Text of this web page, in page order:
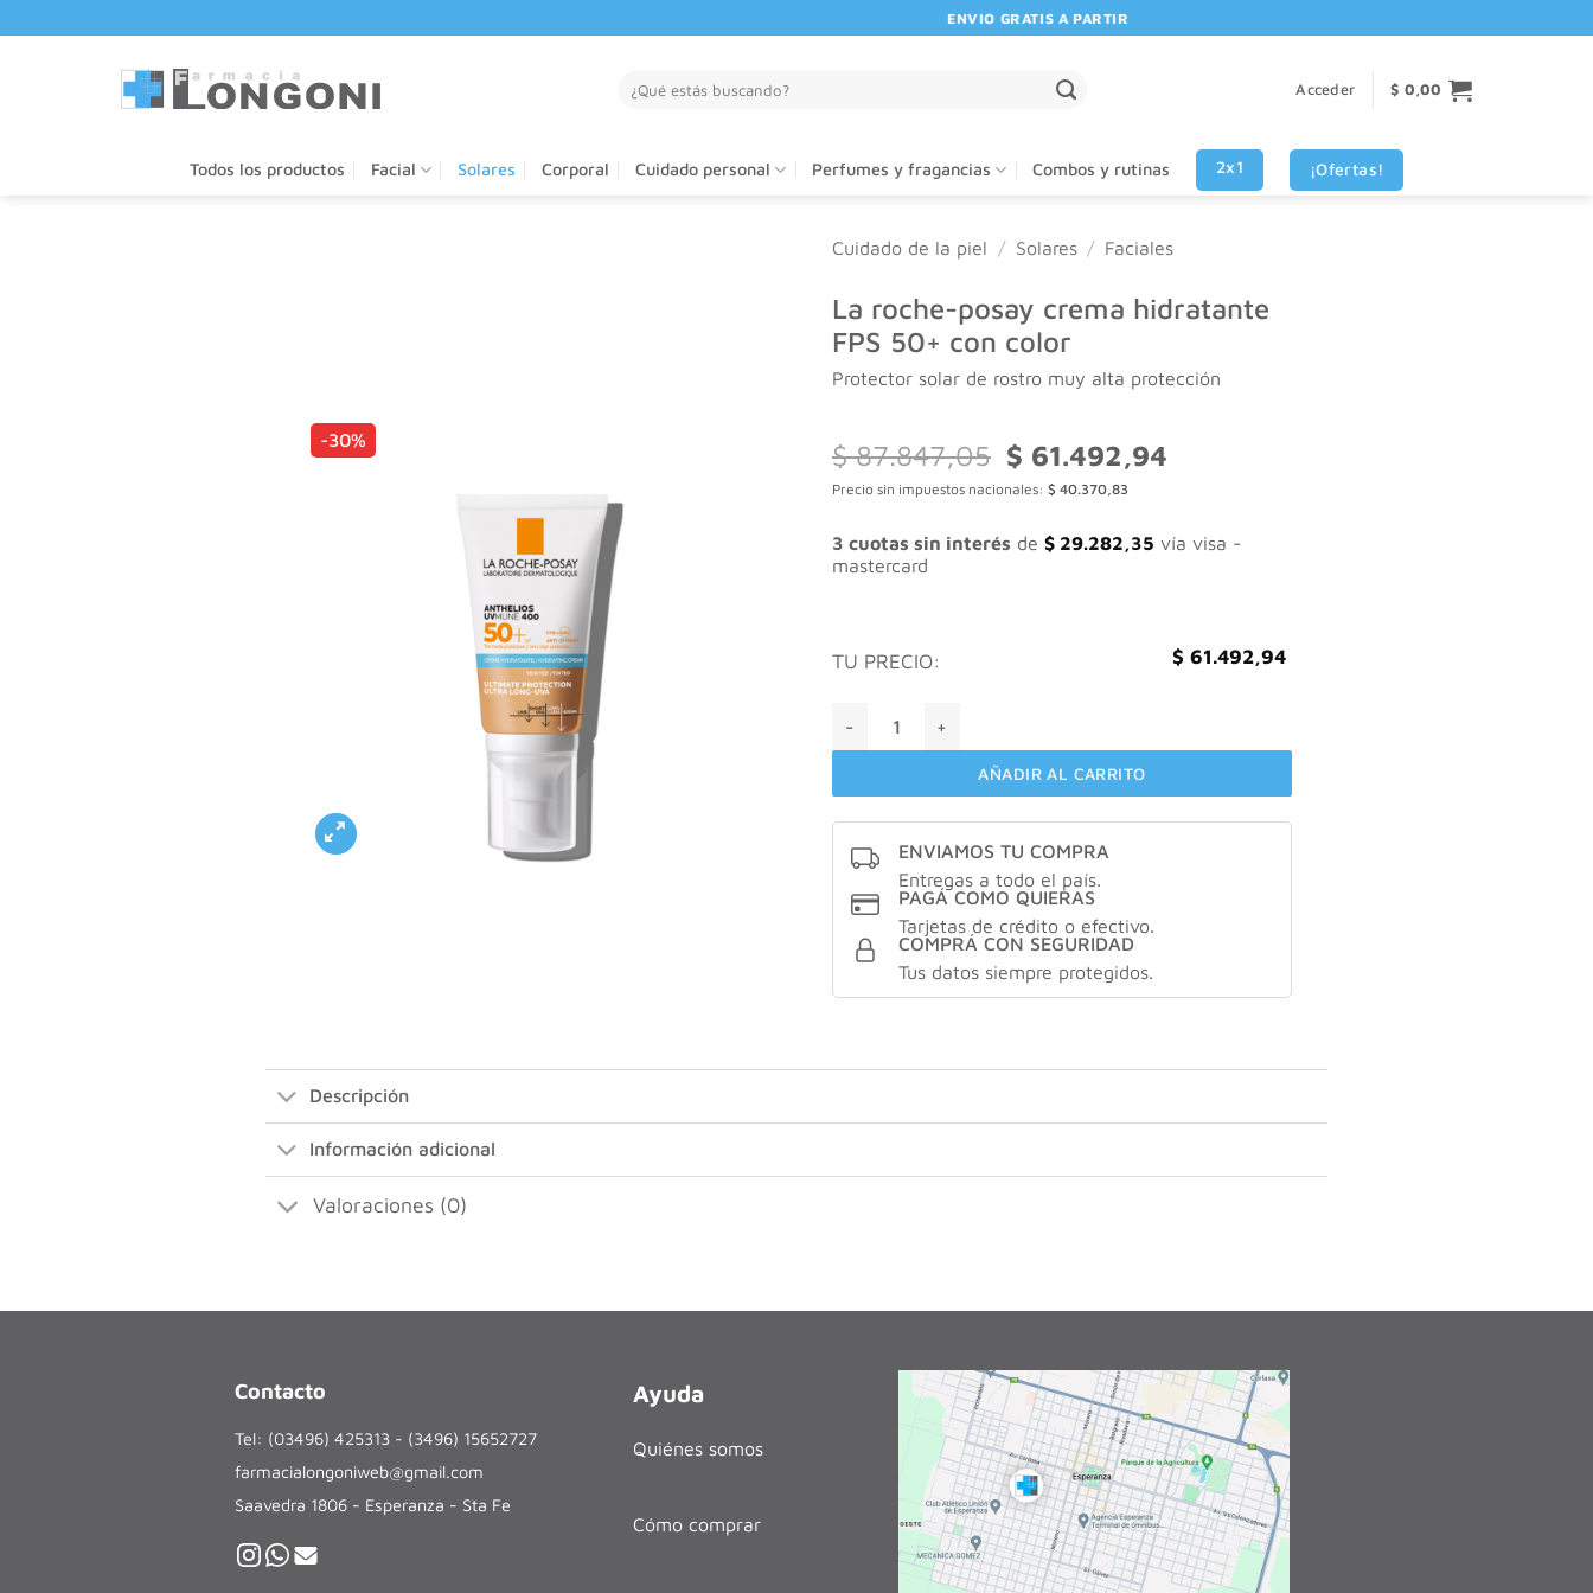
al
ENVIO GRATIS A PARTIR DE $80.000! 🚚 | 💳 3 CUOTAS SIN INTERES VISA - MASTERCARD
por:
Acceder $ 0,00
Todos los productos Facial Solares Corporal Cuidado personal Perfumes y fragancias Combos y rutinas 2x1 ¡Ofertas!
-30%
Cuidado de la piel / Solares / Faciales
La roche-posay crema hidratante
FPS 50+ con color
Protector solar de rostro muy alta protección
$87.847,05 El
precio
original
$ 87.847,05.
$ 61.492,94
$ 61.492,94.
Precio sin impuestos nacionales: $ 40.370,83
3 cuotas sin interés de $ 29.282,35 vía visa -
mastercard
TU PRECIO: $ 61.492,94
AÑADIR AL CARRITO
ENVIAMOS TU COMPRA
Entregas a todo el país.
PAGÁ COMO QUIERAS
Tarjetas de crédito o efectivo.
COMPRÁ CON SEGURIDAD
Tus datos siempre protegidos.
Descripción
Información adicional
Valoraciones (0)
Contacto
Tel: (03496) 425313 - (3496) 15652727
farmacialongoniweb@gmail.com
Saavedra 1806 - Esperanza - Sta Fe
Ayuda
Quiénes somos
Cómo comprar